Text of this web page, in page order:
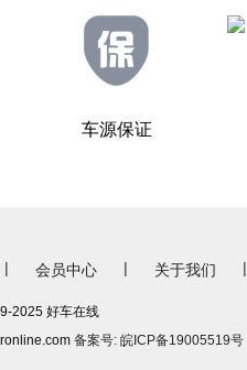
车源保证
| 会员中心 | 关于我们 |
2025 好车在线
备案号: 皖ICP备19005519号